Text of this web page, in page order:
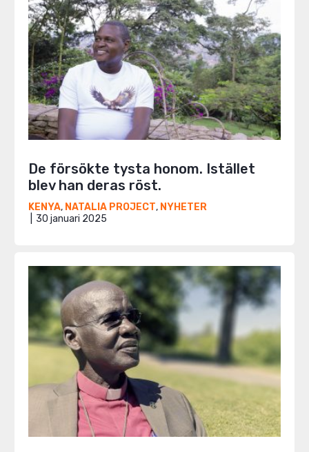
De försökte tysta honom. Istället
blev han deras röst.
KENYA, NATALIA PROJECT, NYHETER
30 januari 2025